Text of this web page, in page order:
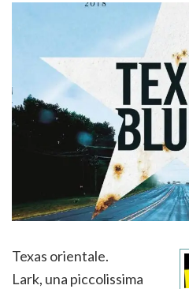
Texas orientale.
Lark, una piccolissima